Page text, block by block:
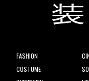
FASHION
COSTUME